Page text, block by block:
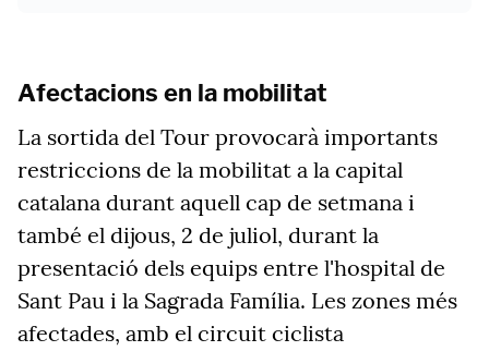
Afectacions en la mobilitat
La sortida del Tour provocarà importants
restriccions de la mobilitat a la capital
catalana durant aquell cap de setmana i
també el dijous, 2 de juliol, durant la
presentació dels equips entre l'hospital de
Sant Pau i la Sagrada Família. Les zones més
afectades, amb el circuit ciclista